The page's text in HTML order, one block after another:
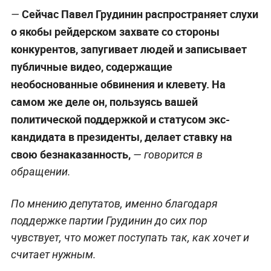
— Сейчас Павел Грудинин распространяет слухи
о якобы рейдерском захвате со стороны
конкурентов, запугивает людей и записывает
публичные видео, содержащие
необоснованные обвинения и клевету. На
самом же деле он, пользуясь вашей
политической поддержкой и статусом экс-
кандидата в президенты, делает ставку на
свою безнаказанность, — говорится в
обращении.
По мнению депутатов, именно благодаря
поддержке партии Грудинин до сих пор
чувствует, что может поступать так, как хочет и
считает нужным.